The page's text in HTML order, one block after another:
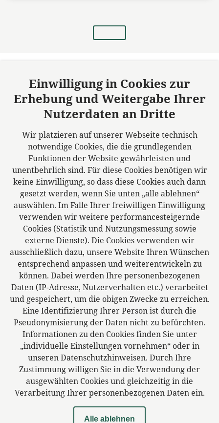
Körner, Klehm & Greim Rechtsanwälte
Rädelstr. 13
08523 Plauen
Deutschland
Tel: +49 3741 15740
Fax: +49 3741 157410
E-Mail:info@ra-kkg.de
Zweigstelle Oelsnitz
Pfortenstr. 1
08606 Oelsnitz
Deutschland
Das europäische Kanzlei-Netzwerk
Einwilligung in Cookies zur
Erhebung und Weitergabe Ihrer
Nutzerdaten an Dritte
Wir platzieren auf unserer Webseite technisch
notwendige Cookies, die die grundlegenden
Funktionen der Website gewährleisten und
unentbehrlich sind. Für diese Cookies benötigen wir
keine Einwilligung, so dass diese Cookies auch dann
gesetzt werden, wenn Sie unten „alle ablehnen“
auswählen. Im Falle Ihrer freiwilligen Einwilligung
verwenden wir weitere performancesteigernde
Cookies (Statistik und Nutzungsmessung sowie
externe Dienste). Die Cookies verwenden wir
ausschließlich dazu, unsere Website Ihren Wünschen
entsprechend anpassen und weiterentwickeln zu
können. Dabei werden Ihre personenbezogenen
Daten (IP-Adresse, Nutzerverhalten etc.) verarbeitet
und gespeichert, um die obigen Zwecke zu erreichen.
Eine Identifizierung Ihrer Person ist durch die
Pseudonymisierung der Daten nicht zu befürchten.
Informationen zu den Cookies finden Sie unter
„individuelle Einstellungen vornehmen“ oder in
unseren Datenschutzhinweisen. Durch Ihre
Zustimmung willigen Sie in die Verwendung der
ausgewählten Cookies und gleichzeitig in die
Verarbeitung Ihrer personenbezogenen Daten ein.
Alle ablehnen